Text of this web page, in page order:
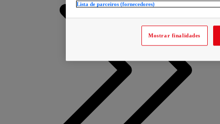
Lista de parceiros (fornecedores)
Mostrar finalidades